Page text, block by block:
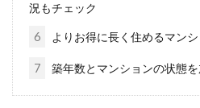
アパート
況もチェック
6 よりお得に長く住めるマン
7 築年数とマンションの状態を